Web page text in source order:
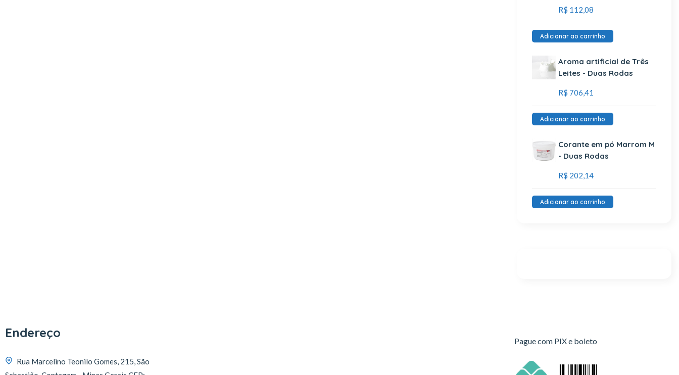
R$ 112,08
Adicionar ao carrinho
Aroma artificial de Três
Leites - Duas Rodas
R$ 706,41
Adicionar ao carrinho
Corante em pó Marrom M
- Duas Rodas
R$ 202,14
Adicionar ao carrinho
Endereço
Rua Marcelino Teonilo Gomes, 215, São
Pague com PIX e boleto